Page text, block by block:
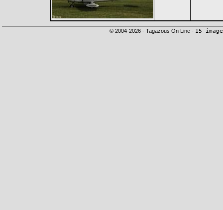
© 2004-2026 - Tagazous On Line - 15